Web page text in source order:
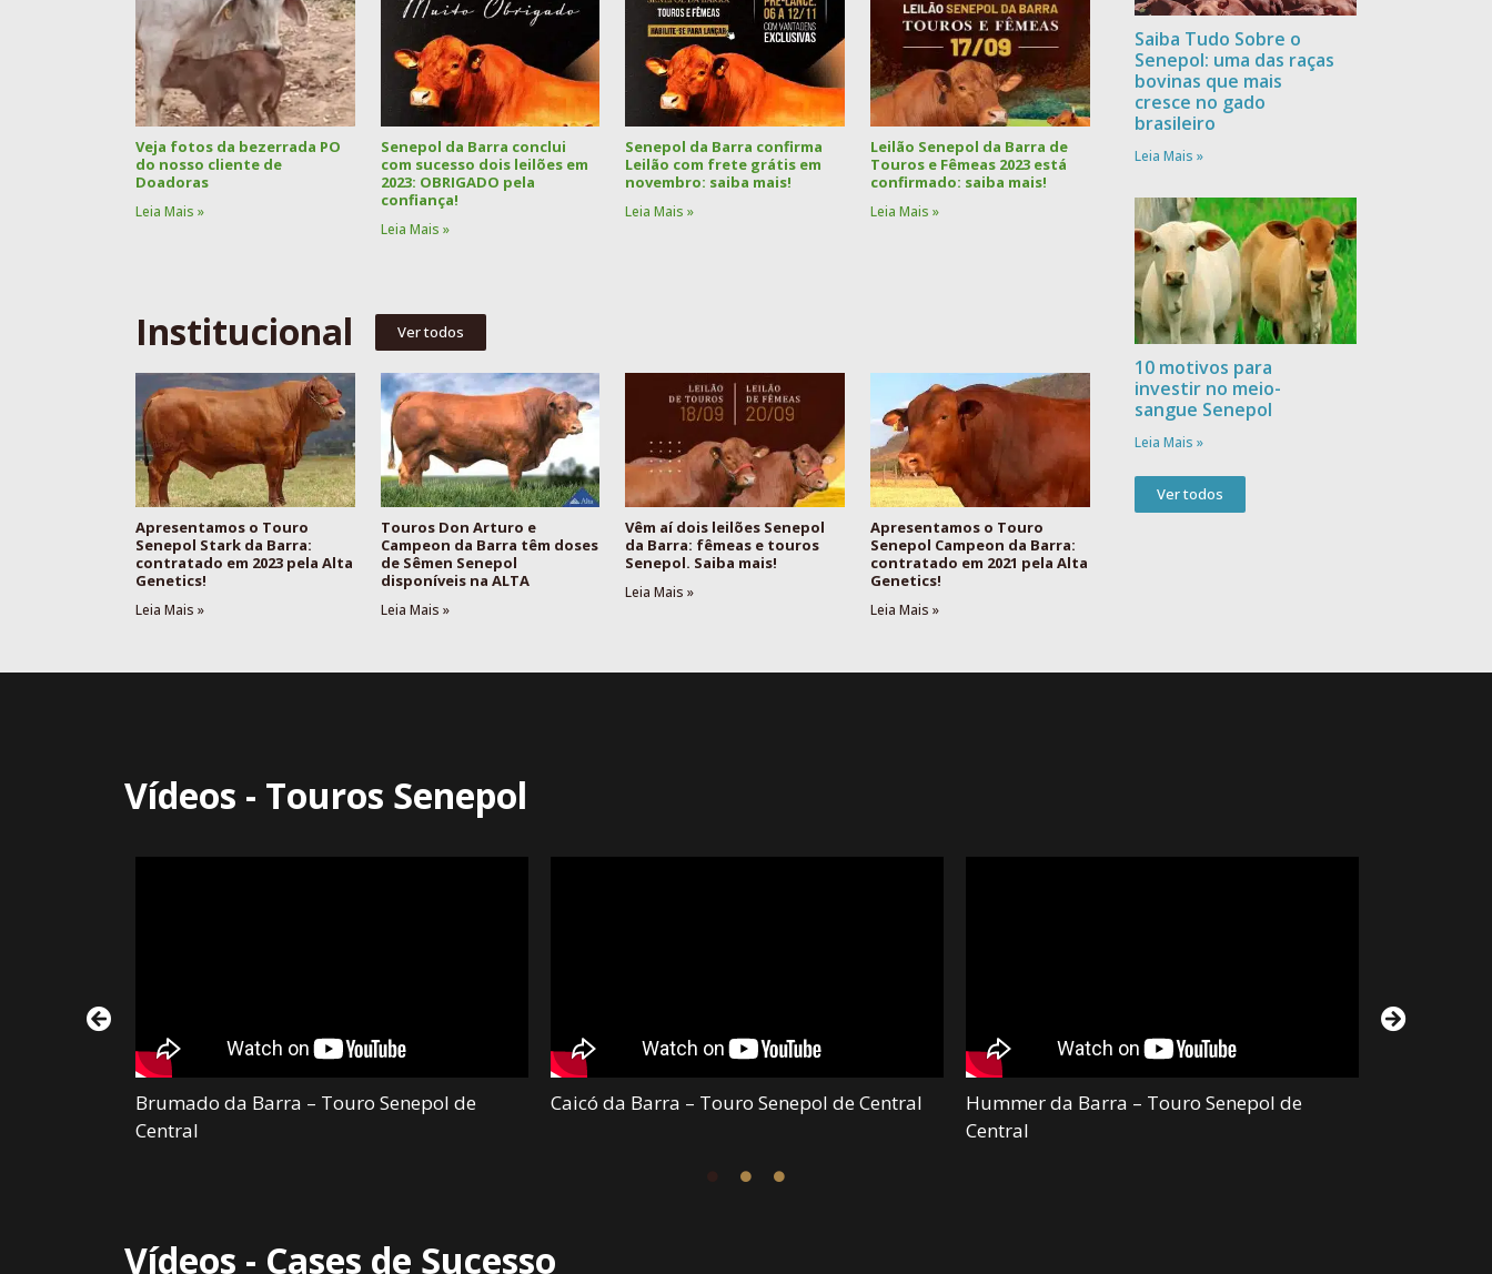
Veja fotos da bezerrada PO
do nosso cliente de
Doadoras
Leia Mais »
Senepol da Barra conclui
com sucesso dois leilões em
2023: OBRIGADO pela
confiança!
Leia Mais »
Senepol da Barra confirma
Leilão com frete grátis em
novembro: saiba mais!
Leia Mais »
Leilão Senepol da Barra de
Touros e Fêmeas 2023 está
confirmado: saiba mais!
Leia Mais »
Institucional Ver todos
Apresentamos o Touro
Senepol Stark da Barra:
contratado em 2023 pela Alta
Genetics!
Leia Mais »
Touros Don Arturo e
Campeon da Barra têm doses
de Sêmen Senepol
disponíveis na ALTA
Leia Mais »
Vêm aí dois leilões Senepol
da Barra: fêmeas e touros
Senepol. Saiba mais!
Leia Mais »
Apresentamos o Touro
Senepol Campeon da Barra:
contratado em 2021 pela Alta
Genetics!
Leia Mais »
Saiba Tudo Sobre o
Senepol: uma das raças
bovinas que mais
cresce no gado
brasileiro
Leia Mais »
10 motivos para
investir no meio-
sangue Senepol
Leia Mais »
Ver todos
Vídeos - Touros Senepol
Brumado da Barra – Touro Senepol de
Central
Caicó da Barra – Touro Senepol de Central
Hummer da Barra – Touro Senepol de
Central
Vídeos - Cases de Sucesso